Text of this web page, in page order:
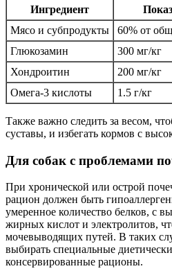
Ингредиент
Мясо и субпродукты
60% от
Глюкозамин
300 мг/кг
Хондроитин
200 мг/кг
Омега-3 кислоты
1.5 г/кг
Также важно следить за весом,
суставы, и избегать кормов с
Для собак с проблемами
При хронической или острой
рацион должен быть
умеренное количество белков, с
жирных кислот и электролитов,
мочевыводящих путей. В таких
выбирать специальные
консервированные рационы.